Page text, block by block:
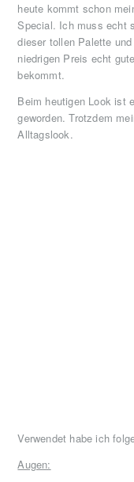
heute kommt schon
Special. Ich muss echt
dieser tollen Palette
niedrigen Preis echt
bekommt.
Beim heutigen Look ist
geworden. Trotzdem
Alltagslook.
Verwendet habe ich
Augen: